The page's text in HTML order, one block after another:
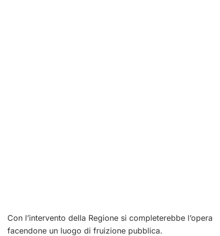
Con l’intervento della Regione si completerebbe l’opera
facendone un luogo di fruizione pubblica.